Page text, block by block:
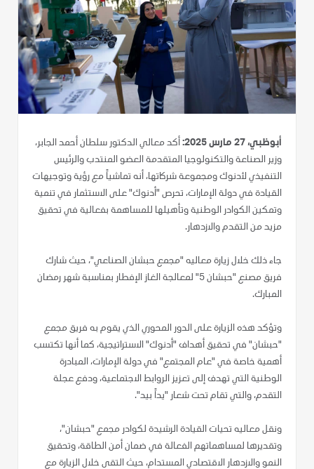
أبوظبي، 27 مارس 2025:
أكد معالي الدكتور سلطان أحمد الجابر،
وزير الصناعة والتكنولوجيا المتقدمة العضو المنتدب والرئيس
التنفيذي لأدنوك ومجموعة شركاتها، أنه تماشياً مع رؤية وتوجيهات
القيادة في دولة الإمارات، تحرص "أدنوك" على الاستثمار في تنمية
وتمكين الكوادر الوطنية وتأهيلها للمساهمة بفعالية في تحقيق
مزيد من التقدم والازدهار.
جاء ذلك خلال زيارة معاليه "مجمع حبشان الصناعي"، حيث شارك
فريق مصنع "حبشان 5" لمعالجة الغاز الإفطار بمناسبة شهر رمضان
المبارك.
وتؤكد هذه الزيارة على الدور المحوري الذي يقوم به فريق مجمع
"حبشان" في تحقيق أهداف "أدنوك" الاستراتيجية، كما أنها تكتسب
أهمية خاصة في "عام المجتمع" في دولة الإمارات، المبادرة
الوطنية التي تهدف إلى تعزيز الروابط الاجتماعية، ودفع عجلة
التقدم، والتي تقام تحت شعار "يداً بيد".
ونقل معاليه تحيات القيادة الرشيدة لكوادر مجمع "حبشان"،
وتقديرها لمساهماتهم الفعالة في ضمان أمن الطاقة، وتحقيق
النمو والازدهار الاقتصادي المستدام، حيث التقى خلال الزيارة مع